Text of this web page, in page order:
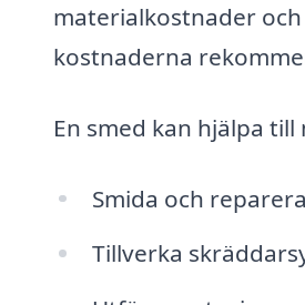
materialkostnader
kostnaderna
En smed kan hjälpa
Smida och
Tillverka